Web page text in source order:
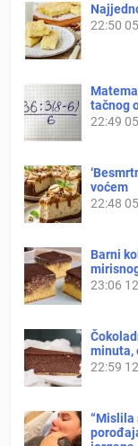
22:50
tačnog
22:49
voćem
22:48
Barni
23:06
minuta,
22:59
“Mislila